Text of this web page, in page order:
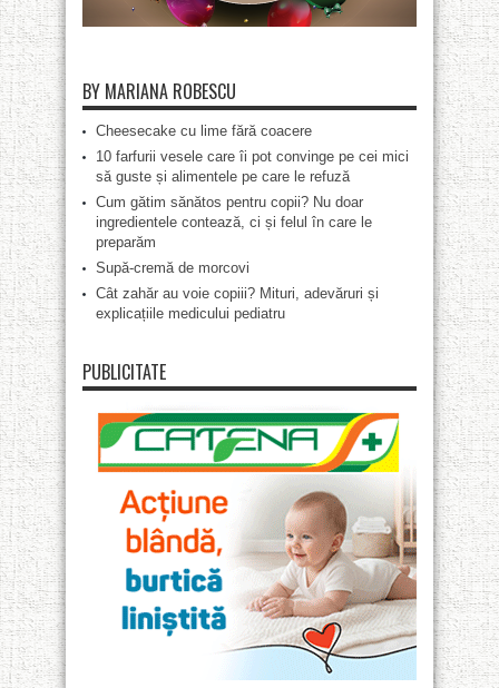
BY MARIANA ROBESCU
Cheesecake cu lime fără coacere
10 farfurii vesele care îi pot convinge pe cei mici
să guste și alimentele pe care le refuză
Cum gătim sănătos pentru copii? Nu doar
ingredientele contează, ci și felul în care le
preparăm
Supă-cremă de morcovi
Cât zahăr au voie copiii? Mituri, adevăruri și
explicațiile medicului pediatru
PUBLICITATE